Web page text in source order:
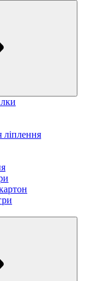
ліплення